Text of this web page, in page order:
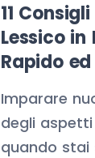
11
Lessico in
Rapido
Imparare
degli
quando stai